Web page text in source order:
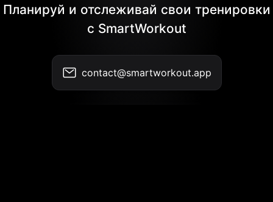
Планируй и отслеживай свои тренировки
с SmartWorkout
contact@smartworkout.app